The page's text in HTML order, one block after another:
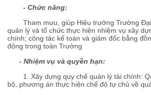
- Chức năng:
Tham mưu, giúp Hiệu trưởng Trường Đại
quản lý và tổ chức thực hiện nhiệm vụ xây
chính; công tác kế toán và giám đốc bằng
động trong toàn Trường
- Nhiệm vụ và quyền hạn:
1. Xây dựng quy chế quản lý tài chính:
bộ, phương án thực hiện chế độ tự chủ về